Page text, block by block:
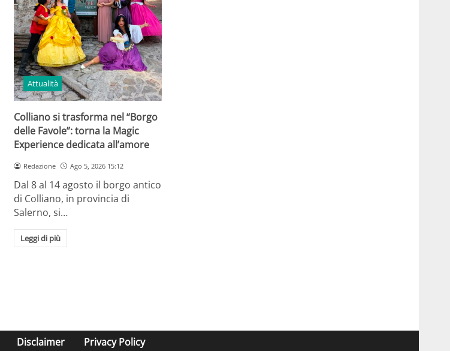
Attualità
Colliano si trasforma nel “Borgo
delle Favole”: torna la Magic
Experience dedicata all’amore
Redazione Ago 5, 2026 15:12
Dal 8 al 14 agosto il borgo antico
di Colliano, in provincia di
Salerno, si…
Leggi di più
Disclaimer Privacy Policy